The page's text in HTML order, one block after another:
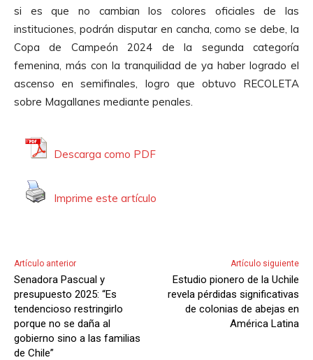
si es que no cambian los colores oficiales de las
instituciones, podrán disputar en cancha, como se debe, la
Copa de Campeón 2024 de la segunda categoría
femenina, más con la tranquilidad de ya haber logrado el
ascenso en semifinales, logro que obtuvo RECOLETA
sobre Magallanes mediante penales.
Descarga como PDF
Imprime este artículo
Artículo anterior
Senadora Pascual y
presupuesto 2025: “Es
tendencioso restringirlo
porque no se daña al
gobierno sino a las familias
de Chile”
Artículo siguiente
Estudio pionero de la Uchile
revela pérdidas significativas
de colonias de abejas en
América Latina